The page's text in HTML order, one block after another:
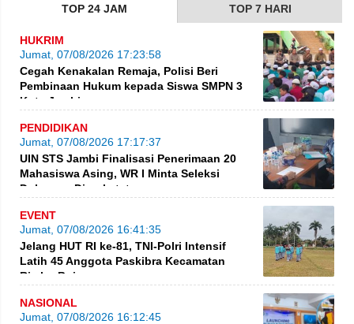
TOP 24 JAM TOP 7 HARI
HUKRIM
Jumat, 07/08/2026 17:23:58
Cegah Kenakalan Remaja, Polisi Beri
Pembinaan Hukum kepada Siswa SMPN 3
Kota Jambi
PENDIDIKAN
Jumat, 07/08/2026 17:17:37
UIN STS Jambi Finalisasi Penerimaan 20
Mahasiswa Asing, WR I Minta Seleksi
Dokumen Diperketat
EVENT
Jumat, 07/08/2026 16:41:35
Jelang HUT RI ke-81, TNI-Polri Intensif
Latih 45 Anggota Paskibra Kecamatan
Rimbo Bujang
NASIONAL
Jumat, 07/08/2026 16:12:45